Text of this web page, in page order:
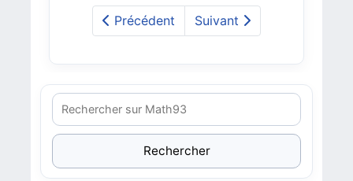
Précédent Suivant
Rechercher